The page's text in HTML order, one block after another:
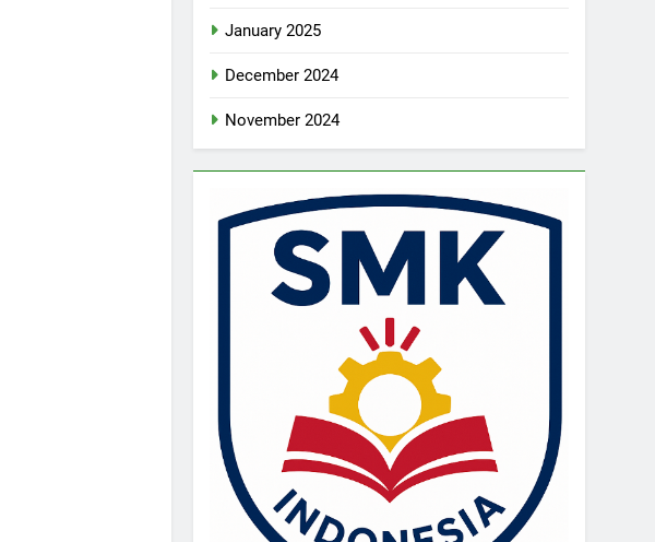
January 2025
December 2024
November 2024